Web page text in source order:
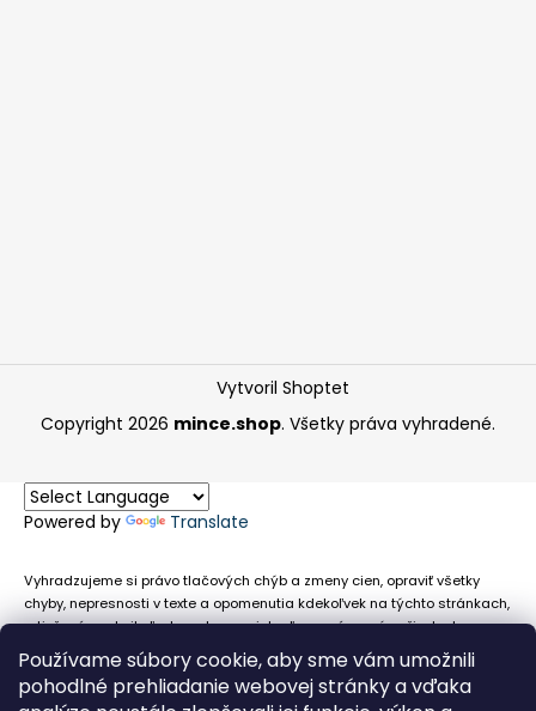
Používame súbory cookie, aby sme vám umožnili
pohodlné prehliadanie webovej stránky a vďaka
Vytvoril Shoptet
Copyright 2026 mince.shop. Všetky práva vyhradené.
Powered by Translate
Vyhradzujeme si právo tlačových chýb a zmeny cien, opraviť všetky
chyby, nepresnosti v texte a opomenutia kdekoľvek na týchto stránkach,
a tiež právo akejkoľvek osobe zamietnuť neoprávnenú požiadavku na
chybne uvedený text. Na stránkach sa môžu vyskytnúť technické
nepresnosti a typografické chyby alebo opomenutia v súvislosti s
informáciami zobrazenými na týchto stránkach, nevyplýva nám žiadna